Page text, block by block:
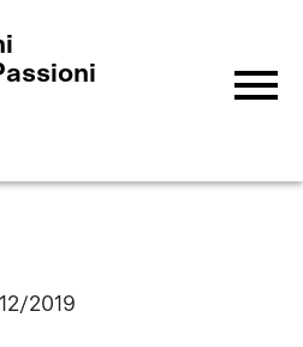
menu
2019